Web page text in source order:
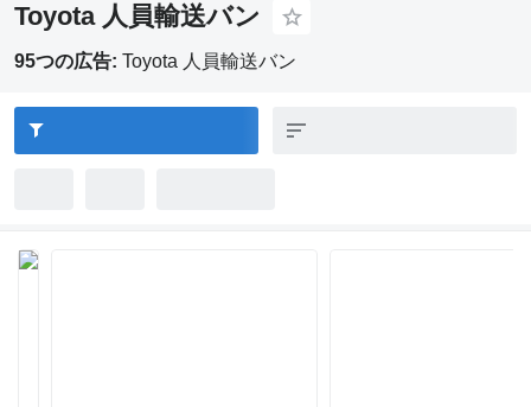
Toyota 人員輸送バン
95つの広告: Toyota 人員輸送バン